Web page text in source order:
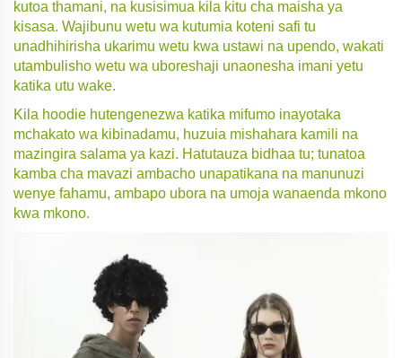
kutoa thamani, na kusisimua kila kitu cha maisha ya
kisasa. Wajibunu wetu wa kutumia koteni safi tu
unadhihirisha ukarimu wetu kwa ustawi na upendo, wakati
utambulisho wetu wa uboreshaji unaonesha imani yetu
katika utu wake.
Kila hoodie hutengenezwa katika mifumo inayotaka
mchakato wa kibinadamu, huzuia mishahara kamili na
mazingira salama ya kazi. Hatutauza bidhaa tu; tunatoa
kamba cha mavazi ambacho unapatikana na manunuzi
wenye fahamu, ambapo ubora na umoja wanaenda mkono
kwa mkono.